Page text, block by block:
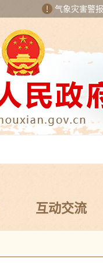
气象灾害警
互动交流